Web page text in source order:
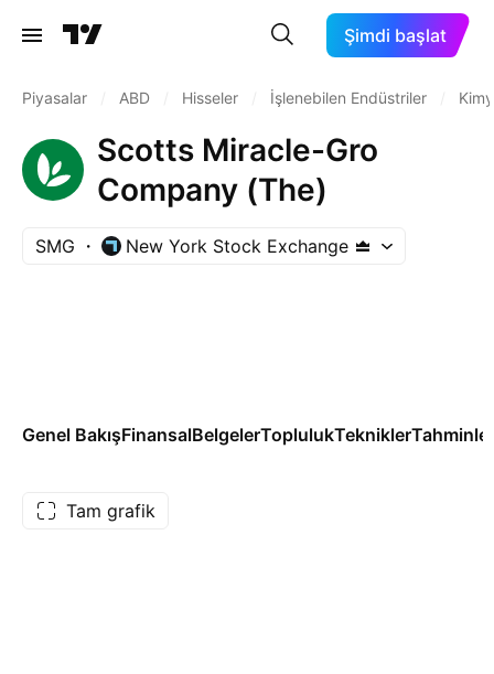
Şimdi başlat
Piyasalar ABD Hisseler İşlenebilen Endüstriler
Scotts Miracle-Gro
Company (The)
SMG New York Stock Exchange
Genel BakışFinansalBelgelerToplulukTekniklerTahminler
Tam grafik